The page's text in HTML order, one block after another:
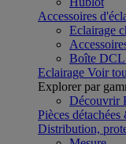
Accessoires
Eclairage
Boîte
Eclairage Voir
Explorer par
Découvrir
Pièces
Distribution,